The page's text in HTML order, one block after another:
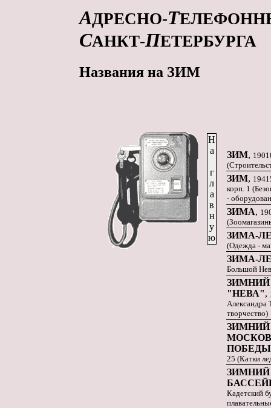
АДРЕСНО-Т
САНКТ-ПЕТЕРБУРГА
Названия на ЗИМ
Н
а
г
л
а
в
н
у
ю
ЗИМ,
ЗИМ,
корп. 1
-
ЗИМА,
ЗИМА-
(Одежда -
ЗИМА-
Большой
ЗИМНИЙ
"НЕВА",
Александра
творчество)
ПОБЕДЫ
25 (Катки
Кадетский